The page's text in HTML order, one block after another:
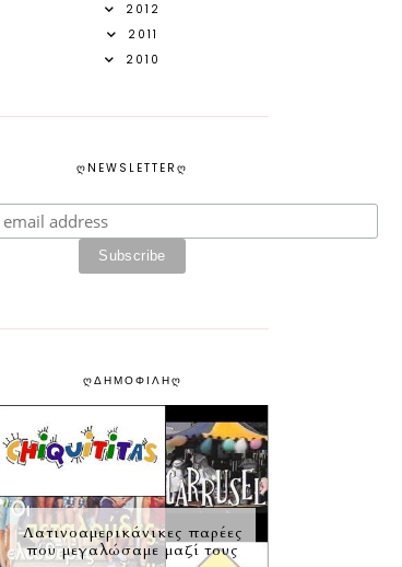
2012
2011
2010
ᲦNEWSLETTERᲦ
ᲦΔΗΜΟΦΙΛΗᲦ
Λατινοαμερικάνικες παρέες
που μεγαλώσαμε μαζί τους